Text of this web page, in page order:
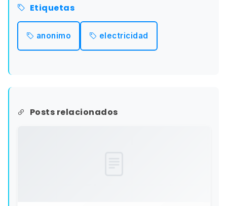
Etiquetas
anonimo electricidad
Posts relacionados